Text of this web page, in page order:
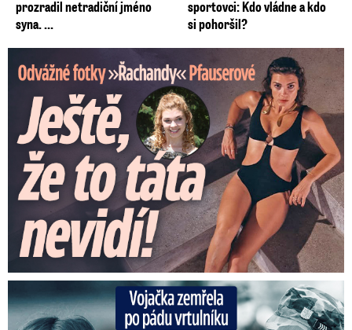
prozradil netradiční jméno
syna. ...
sportovci: Kdo vládne a kdo
si pohoršil?
Odvážné fotky Denisy Pfauserové: Ještě, že to táta nevidí
Vojačka zemřela po pádu vrtulníku: Dojemné vzpomínky na ...